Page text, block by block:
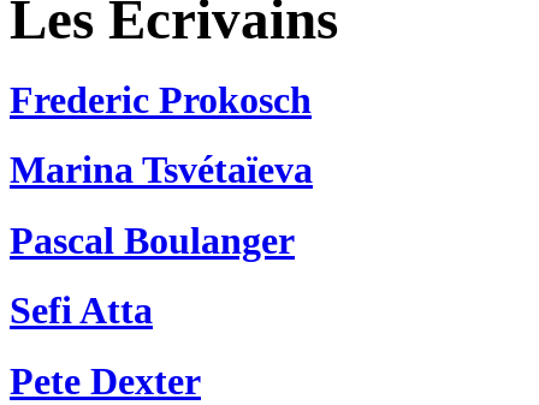
Les Ecrivains
Frederic Prokosch
Marina Tsvétaïeva
Pascal Boulanger
Sefi Atta
Pete Dexter